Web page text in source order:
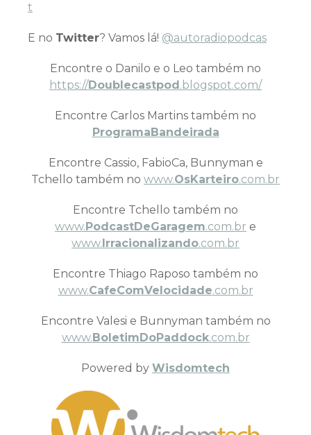
t
E no Twitter? Vamos lá! @autoradiopodcas
Encontre o Danilo e o Leo também no
https://Doublecastpod.blogspot.com/
Encontre Carlos Martins também no
ProgramaBandeirada
Encontre Cassio, FabioCa, Bunnyman e
Tchello também no www.OsKarteiro.com.br
Encontre Tchello também no
www.PodcastDeGaragem.com.br e
www.Irracionalizando.com.br
Encontre Thiago Raposo também no
www.CafeComVelocidade.com.br
Encontre Valesi e Bunnyman também no
www.BoletimDoPaddock.com.br
Powered by Wisdomtech